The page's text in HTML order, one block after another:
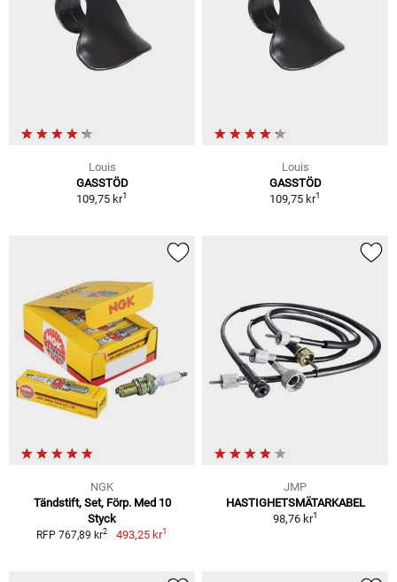
Louis
GASSTÖD
109,75 kr1
Louis
GASSTÖD
109,75 kr1
NGK
Tändstift, Set, Förp. Med 10
Styck
RFP 767,89 kr2 493,25 kr1
JMP
HASTIGHETSMÄTARKABEL
98,76 kr1